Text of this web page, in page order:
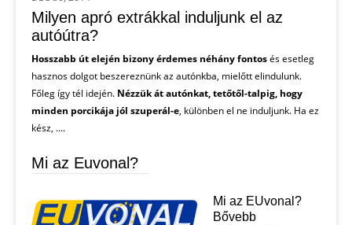
Milyen apró extrákkal induljunk el az
autóútra?
Hosszabb út elején bizony érdemes néhány fontosés esetleg
hasznos dolgot beszereznünk az autónkba, mielőtt elindulunk.
Főleg így tél idején. Nézzük át autónkat, tetőtől-talpig, hogy
minden porcikája jól szuperál-e, különben el ne induljunk. Ha ez
kész, ....
Mi az Euvonal?
Mi az EUvonal?
Bővebb